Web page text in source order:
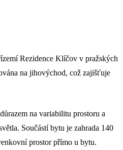
Rezidence Klíčov v pražských
na jihovýchod, což zajišťuje
na variabilitu prostoru a
Součástí bytu je zahrada 140
prostor přímo u bytu.